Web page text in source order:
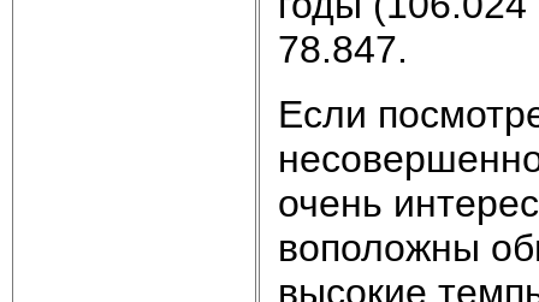
78.847.
Ес­ли
очень
во­по­лож­ны
вы­со­кие